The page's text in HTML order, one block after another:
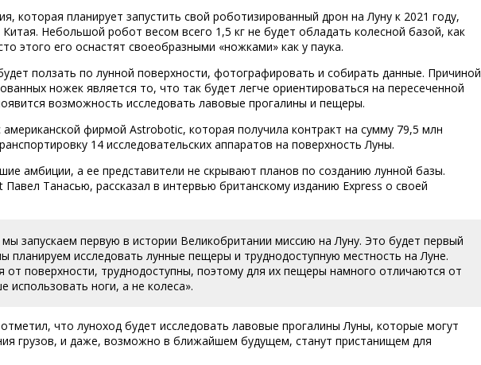
которая планирует запустить свой роботизированный дрон на Луну к 2021 году,
Небольшой робот весом всего 1,5 кг не будет обладать колесной базой, как
этого его оснастят своеобразными «ножками» как у паука.
ползать по лунной поверхности, фотографировать и собирать данные. Причиной
ножек является то, что так будет легче ориентироваться на пересеченной
возможность исследовать лавовые прогалины и пещеры.
фирмой Astrobotic, которая получила контракт на сумму 79,5 млн
14 исследовательских аппаратов на поверхность Луны.
амбиции, а ее представители не скрывают планов по созданию лунной базы.
Павел Танасью, рассказал в интервью британскому изданию Express о своей
запускаем первую в истории Великобритании миссию на Луну. Это будет первый
планируем исследовать лунные пещеры и труднодоступную местность на Луне.
поверхности, труднодоступны, поэтому для их пещеры намного отличаются от
использовать ноги, а не колеса».
что луноход будет исследовать лавовые прогалины Луны, которые могут
грузов, и даже, возможно в ближайшем будущем, станут пристанищем для